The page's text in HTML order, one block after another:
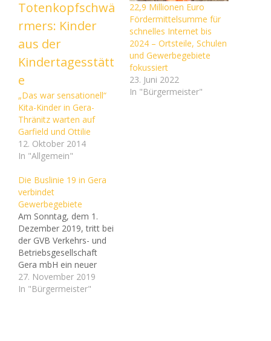
„Das war sensationell“
Kita-Kinder in Gera-
Thränitz warten auf
Garfield und Ottilie
12. Oktober 2014
In "Allgemein"
22,9 Millionen Euro
Fördermittelsumme für
schnelles Internet bis
2024 – Ortsteile, Schulen
und Gewerbegebiete
fokussiert
23. Juni 2022
In "Bürgermeister"
Die Buslinie 19 in Gera
verbindet
Gewerbegebiete
Am Sonntag, dem 1.
Dezember 2019, tritt bei
der GVB Verkehrs- und
Betriebsgesellschaft
Gera mbH ein neuer
Fahrplan in Kraft.
Darüber informiert das
27. November 2019
In "Bürgermeister"